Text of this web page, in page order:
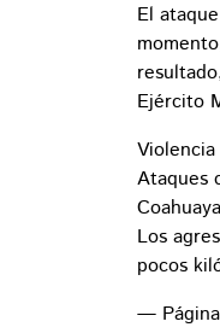
El
Ejército
Ataques
Los
pocos
—